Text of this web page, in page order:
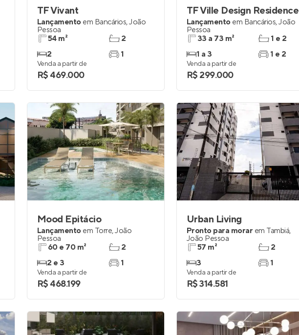
TF Vivant
Lançamento em Bancários,João
Pessoa
54 m²
2
2
1
Venda a partir de
R$ 469.000
TF Ville Design Residence
Lançamento em Bancários,João
Pessoa
33 a 73 m²
1 a 3
1 e 2
1 e 2
Venda a partir de
R$ 299.000
Mood Epitácio
Lançamento em Torre,João
Pessoa
60 e 70 m²
2 e 3
2
1
Venda a partir de
R$ 468.199
Urban Living
Pronto para morar em Tambiá,
João Pessoa
57 m²
3
2
1
Venda a partir de
R$ 314.581